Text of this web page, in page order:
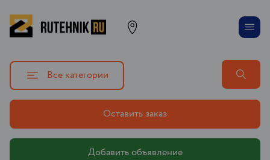
Все категории
Оставить заказ
Добавить объявление